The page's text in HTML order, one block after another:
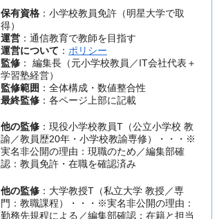
保有資格 ：小学校教員免許（明星大学で取
得）
運営 ：通信教育で教師を目指す
運営について ： ポリシー
監修 ： 編集長（元小学校教員／IT会社代表＋
学習塾経営）
監修範囲 ：全体構成・数値整合性
最終監修 ：各ページ上部に記載
他の監修 ：現役小学校教員T（公立小学校 教
諭／教員歴20年・小学校教諭専修）・・・※
実名非公開の理由：現職のため／編集部確
認：教員免許・在職を確認済み
他の監修 ：大学教授T（私立大学 教授／専
門：教職課程）・・・※実名非公開の理由：
勤務先規程による／編集部確認：在籍と担当